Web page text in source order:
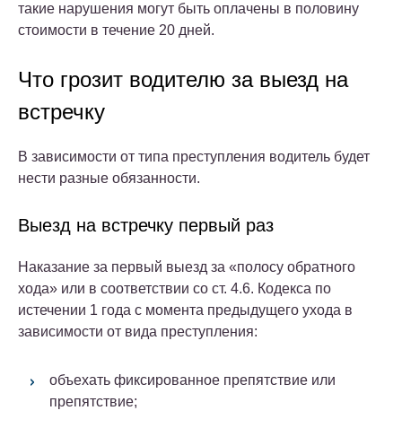
такие нарушения могут быть оплачены в половину
стоимости в течение 20 дней.
Что грозит водителю за выезд на
встречку
В зависимости от типа преступления водитель будет
нести разные обязанности.
Выезд на встречку первый раз
Наказание за первый выезд за «полосу обратного
хода» или в соответствии со ст. 4.6. Кодекса по
истечении 1 года с момента предыдущего ухода в
зависимости от вида преступления:
объехать фиксированное препятствие или
препятствие;